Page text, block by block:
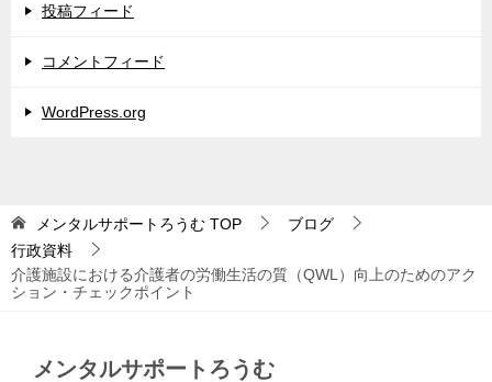
投稿フィード
コメントフィード
WordPress.org
メンタルサポートろうむ TOP
ブログ
行政資料
介護施設における介護者の労働生活の質（QWL）向上のためのアク
ション・チェックポイント
メンタルサポートろうむ